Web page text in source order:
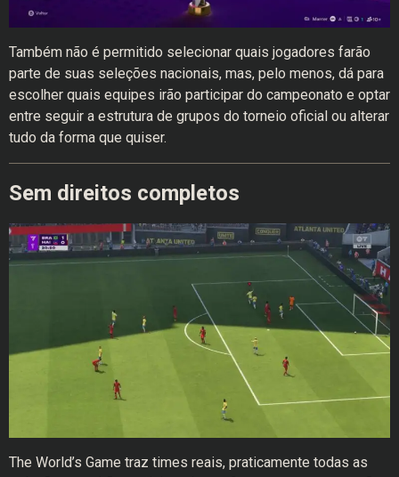
Também não é permitido selecionar quais jogadores farão
parte de suas seleções nacionais, mas, pelo menos, dá para
escolher quais equipes irão participar do campeonato e optar
entre seguir a estrutura de grupos do torneio oficial ou alterar
tudo da forma que quiser.
Sem direitos completos
The World’s Game traz times reais, praticamente todas as